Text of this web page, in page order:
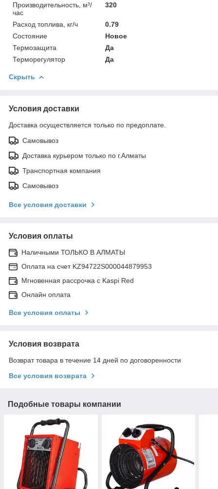
Производительность, м³/
час
320
Расход топлива, кг/ч
0.79
Состояние
Новое
Термозащита
Да
Терморегулятор
Да
Скрыть
Условия доставки
Доставка осуществляется только по предоплате.
Самовывоз
Доставка курьером только по г.Алматы
Транспортная компания
Самовывоз
Все условия доставки
Условия оплаты
Наличными ТОЛЬКО В АЛМАТЫ
Оплата на счет KZ94722S000044879953
Мгновенная рассрочка с Kaspi Red
Онлайн оплата
Все условия оплаты
Условия возврата
Возврат товара в течение 14 дней по договоренности
Все условия возврата
Подобные товары компании